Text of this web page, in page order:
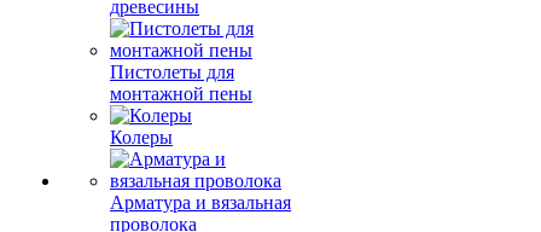
древесины
Пистолеты для
монтажной пены
Колеры
Арматура и вязальная
проволока